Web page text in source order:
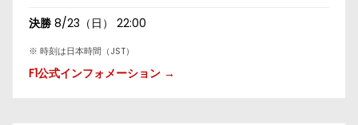
決勝 8/23（日） 22:00
※ 時刻は日本時間（JST）
F1公式インフォメーション →